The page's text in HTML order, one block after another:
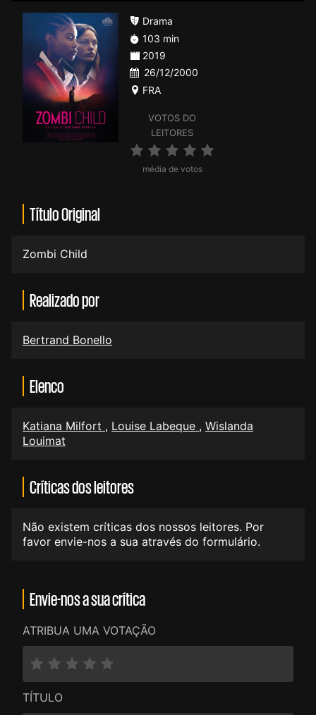
VOTOS DO
LEITORES
média de votos
Drama
103 min
2019
26/12/2000
FRA
Título Original
Zombi Child
Realizado por
Bertrand Bonello
Elenco
Katiana Milfort , Louise Labeque , Wislanda
Louimat
Críticas dos leitores
Não existem críticas dos nossos leitores. Por
favor envie-nos a sua através do formulário.
Envie-nos a sua crítica
ATRIBUA UMA VOTAÇÃO
TÍTULO